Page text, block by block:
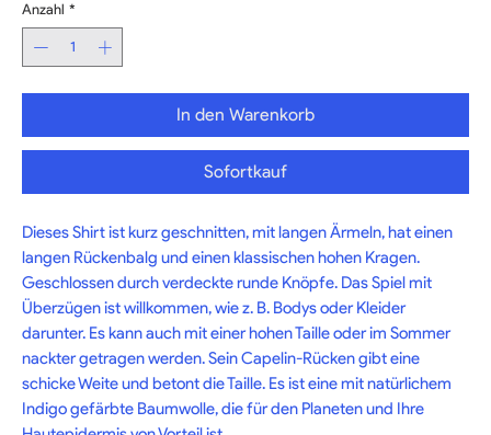
Anzahl *
In den Warenkorb
Sofortkauf
Dieses Shirt ist kurz geschnitten, mit langen Ärmeln, hat einen
langen Rückenbalg und einen klassischen hohen Kragen.
Geschlossen durch verdeckte runde Knöpfe. Das Spiel mit
Überzügen ist willkommen, wie z. B. Bodys oder Kleider
darunter. Es kann auch mit einer hohen Taille oder im Sommer
nackter getragen werden. Sein Capelin-Rücken gibt eine
schicke Weite und betont die Taille. Es ist eine mit natürlichem
Indigo gefärbte Baumwolle, die für den Planeten und Ihre